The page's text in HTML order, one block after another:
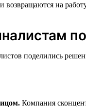
на
поделились
Компания